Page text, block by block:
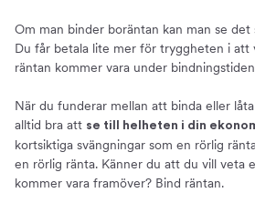
Om man binder boräntan kan man se det
Du får betala lite mer för tryggheten i att
räntan kommer vara under
När du funderar mellan att binda eller
alltid bra att se till helheten i din
kortsiktiga svängningar som en rörlig
en rörlig ränta. Känner du att du vill veta
kommer vara framöver? Bind räntan.